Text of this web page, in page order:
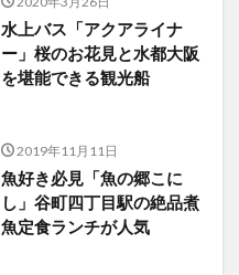
水上バス「アクアライナ
ー」桜のお花見と水都大阪
を堪能できる観光船
2019年11月11日
魚好き必見「魚の郷こに
し」谷町四丁目駅の絶品煮
魚定食ランチが人気